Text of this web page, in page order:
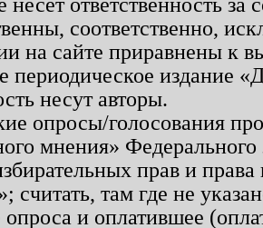
соответственно,
на сайте приравнены к
периодическое издание
несут авторы.
опросы/голосования
мнения»
прав и
считать, там где не
опроса и оплатившее